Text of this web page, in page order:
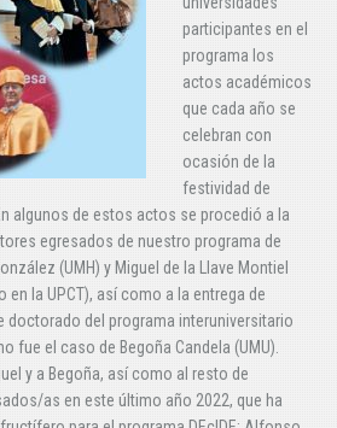
participantes en el
programa los
actos académicos
que cada año se
celebran con
ocasión de la
festividad de
algunos de estos actos se procedió a la
egresados de nuestro programa de
(UMH) y Miguel de la Llave Montiel
en la UPCT), así como a la entrega de
doctorado del programa interuniversitario
fue el caso de Begoña Candela (UMU).
y a Begoña, así como al resto de
as en este último año 2022, que ha